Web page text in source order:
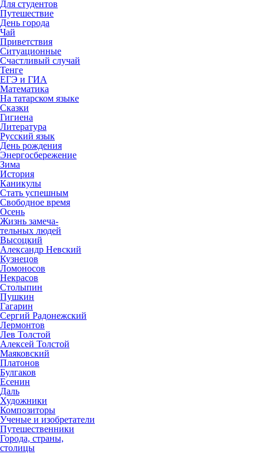
Для студентов
Путешествие
День города
Чай
Приветствия
Ситуационные
Счастливый случай
Тенге
ЕГЭ и ГИА
Математика
На татарском языке
Сказки
Гигиена
Литература
Русский язык
День рождения
Энергосбережение
Зима
История
Каникулы
Стать успешным
Свободное время
Осень
Жизнь замеча-
тельных людей
Высоцкий
Александр Невский
Кузнецов
Ломоносов
Некрасов
Столыпин
Пушкин
Гагарин
Сергий Радонежский
Лермонтов
Лев Толстой
Алексей Толстой
Маяковский
Платонов
Булгаков
Есенин
Даль
Художники
Композиторы
Ученые и изобретатели
Путешественники
Города, страны,
столицы